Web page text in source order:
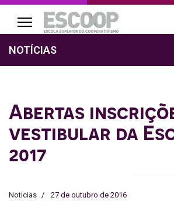
NOTÍCIAS
Abertas
vestibular da
2017
Notícias 27 de outubro de 2016